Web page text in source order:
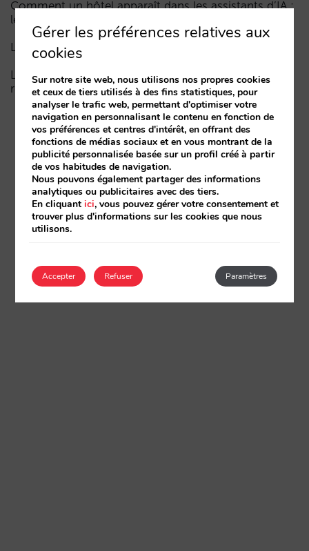
Comment un hôtel apparaît dans les assistants d’IA :
les trois couches de visibilité
La fin de l’ère « Book on Metasearch »
Le funnel dans l’IA est cassé. La clé pour le réparer
réside dans la phase de considération
Gérer les préférences relatives aux
cookies
Sur notre site web, nous utilisons nos propres cookies
et ceux de tiers utilisés à des fins statistiques, pour
analyser le trafic web, permettant d'optimiser votre
navigation en personnalisant le contenu en fonction de
vos préférences et centres d'intérêt, en offrant des
fonctions de médias sociaux et en vous montrant de la
publicité personnalisée basée sur un profil créé à partir
de vos habitudes de navigation.
Nous pouvons également partager des informations
analytiques ou publicitaires avec des tiers.
En cliquantici, vous pouvez gérer votre consentement et
trouver plus d'informations sur les cookies que nous
utilisons.
Accepter Paramètres
Refuser